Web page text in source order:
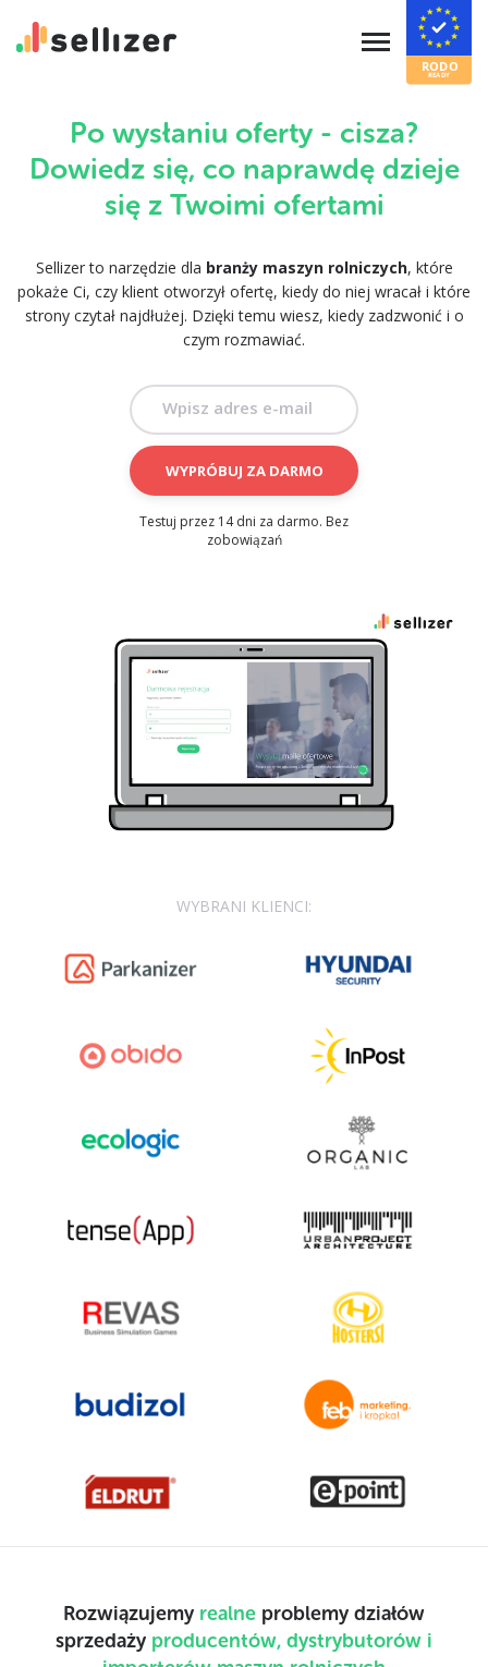
Po wysłaniu oferty - cisza?
Dowiedz się, co naprawdę dzieje
się z Twoimi ofertami
Sellizer to narzędzie dla branży maszyn rolniczych, które
pokaże Ci, czy klient otworzył ofertę, kiedy do niej wracał i które
strony czytał najdłużej. Dzięki temu wiesz, kiedy zadzwonić i o
czym rozmawiać.
Wpisz adres e-mail
WYPRÓBUJ ZA DARMO
Testuj przez 14 dni za darmo. Bez
zobowiązań
WYBRANI KLIENCI:
Rozwiązujemy realne problemy działów
sprzedaży producentów, dystrybutorów i